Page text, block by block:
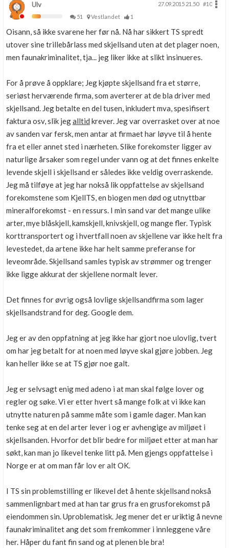
Ulv 27.09.2015 21.50
#10
51
Vestlandet 1
Oisann, så ikke svarene her før nå. Nå har sikkert TS spredt
utover sine trillebårlass med skjellsand uten at det plager noen,
men faunakriminalitet, tja... jeg liker ikke at slikt insinueres.
For å prøve å oppklare; Jeg kjøpte skjellsand fra et større,
seriøst herværende firma, som averterer at de bla driver med
skjellsand. Jeg betalte en del tusen, inkludert mva, spesifisert
faktura osv, slik jegalltid krever. Jeg var overrasket over at noe
av sanden var fersk, men antar at firmaet har løyve til å hente
fra et eller annet sted i nærheten. Slike forekomster ligger av
naturlige årsaker som regel under vann og at det finnes enkelte
levende skjell i skjellsand er således ikke veldig overraskende.
Jeg må tilføye at jeg har nokså lik oppfattelse av skjellsand
forekomstene som KjellTS, en biogen men død og utnyttbar
mineralforekomst - en ressurs. I min sand var det mange ulike
arter, mye blåskjell, kamskjell, knivskjell, og mange fler. Typisk
korttransportert og i hvertfall noen av skjellene var ikke helt fra
levestedet, da artene ikke har helt samme preferanse for
leveområde. Skjellsand samles typisk av strømmer og trenger
ikke ligge akkurat der skjellene normalt lever.
Det finnes for øvrig også lovlige skjellsandfirma som lager
skjellsandstrand for deg. Google dem.
Jeg er av den oppfatning at jeg ikke har gjort noe ulovlig, tvert
om har jeg betalt for at noen med løyve skal gjøre jobben. Jeg
kan heller ikke se at TS gjør noe galt.
Jeg er selvsagt enig med adeno i at man skal følge lover og
regler og søke. Vi er etter hvert så mange folk at vi ikke kan
utnytte naturen på samme måte som i gamle dager. Man kan
tenke seg at en del arter lever i og er avhengige av miljøet i
skjellsanden. Hvorfor det blir bedre for miljøet etter at man har
søkt, kan man jo likevel tenke litt på. Men gjengs oppfattelse i
Norge er at om man får lov er alt OK.
I TS sin problemstilling er likevel det å hente skjellsand nokså
sammenlignbart med at han tar grus fra en grusforekomst på
eiendommen sin. Uproblematisk. Jeg mener det er uriktig å nevne
faunakriminalitet ang det som fremkommer i innleggene våre
her. Håper du fant fin sand og at plenen ble bra!